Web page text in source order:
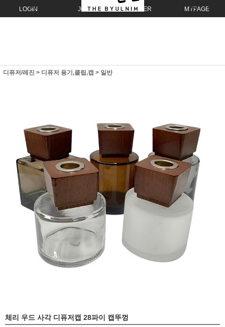
LOGIN JOIN ORDER MYPAGE
디퓨저/레진 > 디퓨저 용기,클립,캡 > 일반
체리 우드 사각 디퓨저캡 28파이 캡뚜껑